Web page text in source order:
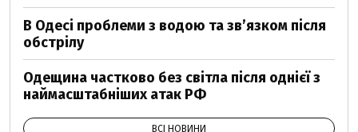
В Одесі проблеми з водою та звʼязком після
обстрілу
Одещина частково без світла після однієї з
наймасштабніших атак РФ
ВСІ НОВИНИ